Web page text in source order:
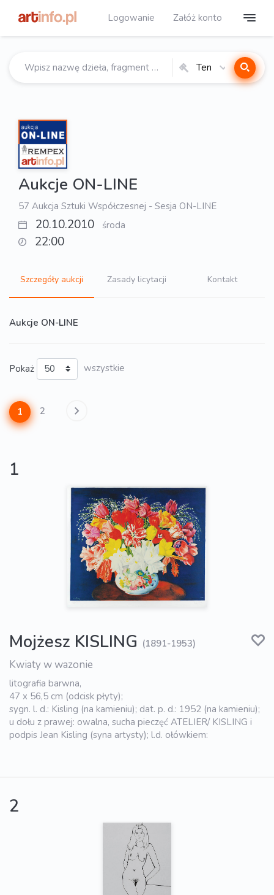
Logowanie Załóż konto
Ten
Aukcje ON-LINE
57 Aukcja Sztuki Współczesnej - Sesja ON-LINE
20.10.2010 środa
22:00
Szczegóły aukcji Zasady licytacji Kontakt
Aukcje ON-LINE
Pokaż wszystkie
1 2
1
Mojżesz KISLING (1891-1953)
Kwiaty w wazonie
litografia barwna,
47 x 56,5 cm (odcisk płyty);
sygn. l. d.: Kisling (na kamieniu); dat. p. d.: 1952 (na kamieniu);
u dołu z prawej: owalna, sucha pieczęć ATELIER/ KISLING i
podpis Jean Kisling (syna artysty); l.d. ołówkiem:
2